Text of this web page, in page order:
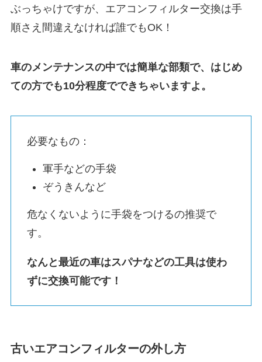
ぶっちゃけですが、エアコンフィルター交換は手
順さえ間違えなければ誰でもOK！
車のメンテナンスの中では簡単な部類で、はじめ
ての方でも10分程度でできちゃいますよ。
必要なもの：
軍手などの手袋
ぞうきんなど
危なくないように手袋をつけるの推奨で
す。
なんと最近の車はスパナなどの工具は使わ
ずに交換可能です！
古いエアコンフィルターの外し方